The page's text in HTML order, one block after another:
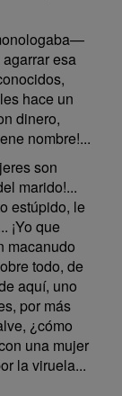
esa
hace un
dinero,
nombre!...
son
marido!...
estúpido, le
¡Yo que
macanudo
todo, de
aquí, uno
por más
¿cómo
una mujer
la viruela...